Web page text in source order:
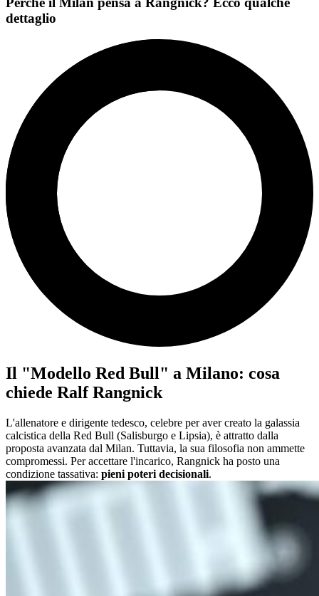
dettaglio
Il "Modello Red Bull" a Milano: cosa
chiede Ralf Rangnick
L'allenatore e dirigente tedesco, celebre per aver creato la galassia
calcistica della Red Bull (Salisburgo e Lipsia), è attratto dalla
proposta avanzata dal Milan. Tuttavia, la sua filosofia non ammette
compromessi. Per accettare l'incarico, Rangnick ha posto una
condizione tassativa: pieni poteri decisionali.